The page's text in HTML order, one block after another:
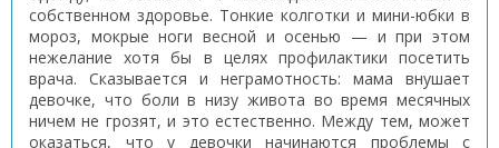
собственном здоровье. Тонкие колготки и мини-юбки в
мороз, мокрые ноги весной и осенью — и при этом
нежелание хотя бы в целях профилактики посетить
врача. Сказывается и неграмотность: мама внушает
девочке, что боли в низу живота во время месячных
ничем не грозят, и это естественно. Между тем, может
оказаться, что у девочки начинаются проблемы с